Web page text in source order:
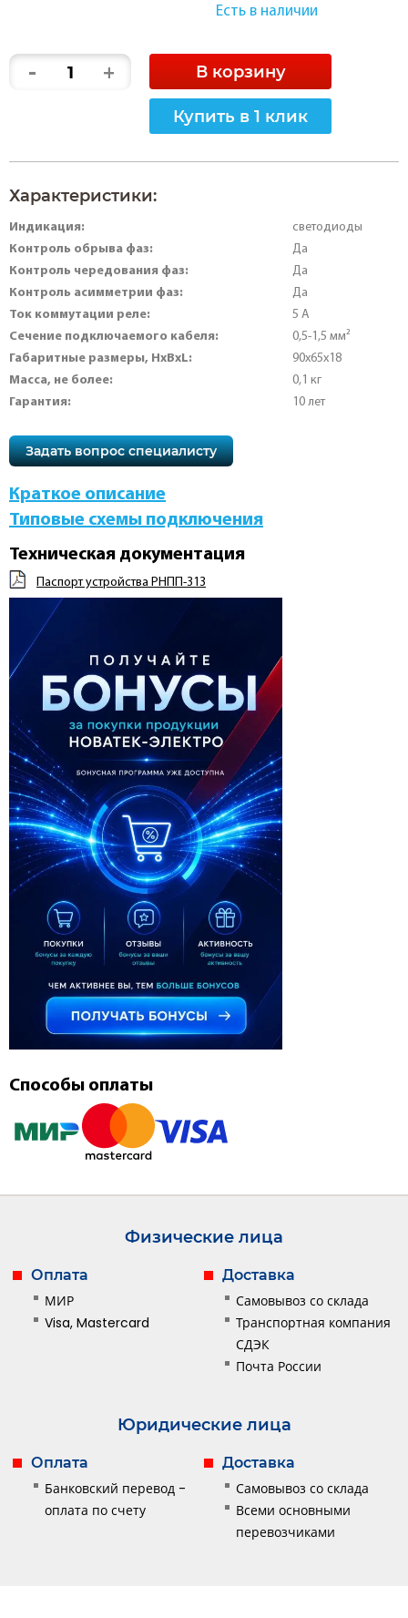
Есть в наличии
- + В корзину
Купить в 1 клик
Характеристики:
Индикация: светодиоды
Контроль обрыва фаз: Да
Контроль чередования фаз: Да
Контроль асимметрии фаз: Да
Ток коммутации реле: 5 А
Сечение подключаемого кабеля: 0,5-1,5 мм²
Габаритные размеры, HхBхL: 90х65х18
Масса, не более: 0,1 кг
Гарантия: 10 лет
Задать вопрос специалисту
Краткое описание
Типовые схемы подключения
Техническая документация
Паспорт устройства РНПП-313
Способы оплаты
Физические лица
Оплата
МИР
Visa, Mastercard
Доставка
Самовывоз со склада
Транспортная компания
СДЭК
Почта России
Юридические лица
Оплата
Банковский перевод -
оплата по счету
Доставка
Самовывоз со склада
Всеми основными
перевозчиками